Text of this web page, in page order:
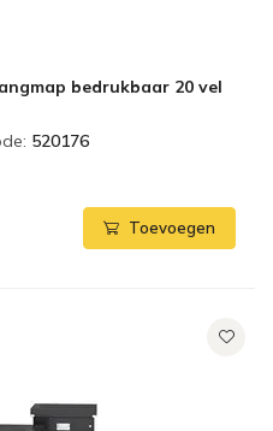
bedrukbaar 20 vel
520176
Toevoegen